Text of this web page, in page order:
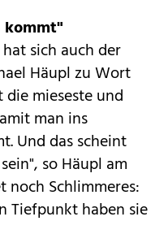
kommt"
sich auch der
Häupl zu Wort
die mieseste und
man ins
Und das scheint
so Häupl am
noch Schlimmeres:
Tiefpunkt haben sie